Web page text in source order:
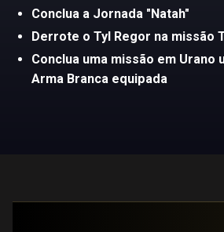
Conclua a Jornada "Natah"
Derrote o Tyl Regor na missão
Conclua uma missão em Urano
Arma Branca equipada